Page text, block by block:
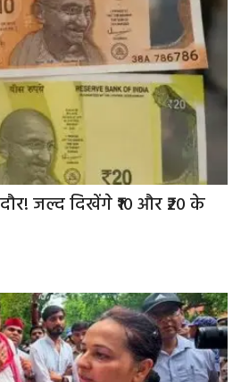
जल्द दिखेंगे ₹10 और ₹20 के